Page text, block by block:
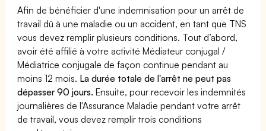
Afin de bénéficier d'une indemnisation pour un arrêt de
travail dû à une maladie ou un accident, en tant que TNS
vous devez remplir plusieurs conditions. Tout d’abord,
avoir été affilié à votre activité Médiateur conjugal /
Médiatrice conjugale de façon continue pendant au
moins 12 mois. La durée totale de l'arrêt ne peut pas
dépasser 90 jours. Ensuite, pour recevoir les indemnités
journalières de l'Assurance Maladie pendant votre arrêt
de travail, vous devez remplir trois conditions